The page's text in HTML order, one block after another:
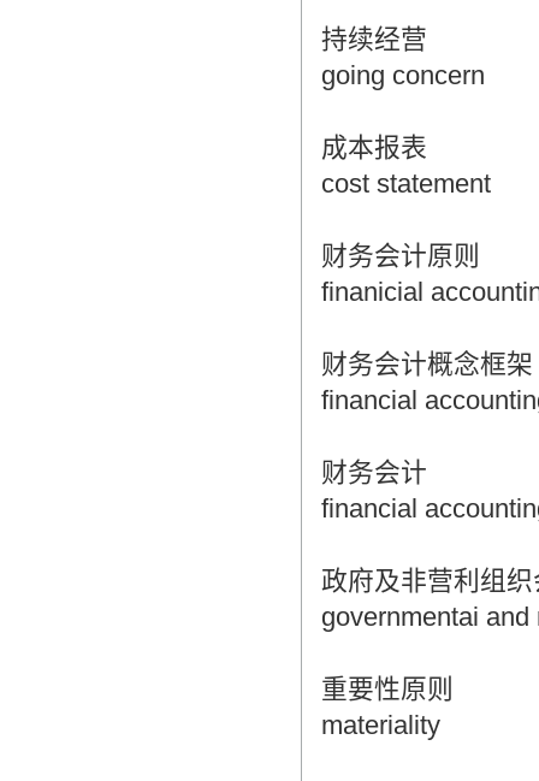
持续经营
going concern
成本报表
cost statement
财务会计原则
finanicial
财务会计概念框架
financial
财务会计
financial
政府及非营利组
governmentai
重要性原则
materiality